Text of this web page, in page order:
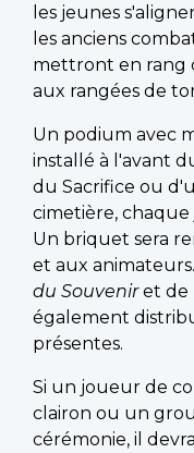
les jeunes
les anciens
mettront en rang
aux rangées de
Un podium avec
installé à l'avant
du Sacrifice ou
cimetière,
Un briquet sera
et aux
du Souveniret de
également
présentes.
Si un joueur de
clairon ou un
cérémonie, il